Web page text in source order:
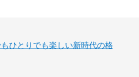
ひとりでも楽しい新時代の格